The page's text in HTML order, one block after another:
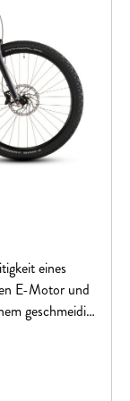
eines
E-Motor und
geschmeidig
Reichweite
Asphalt oder
verfügbar.)